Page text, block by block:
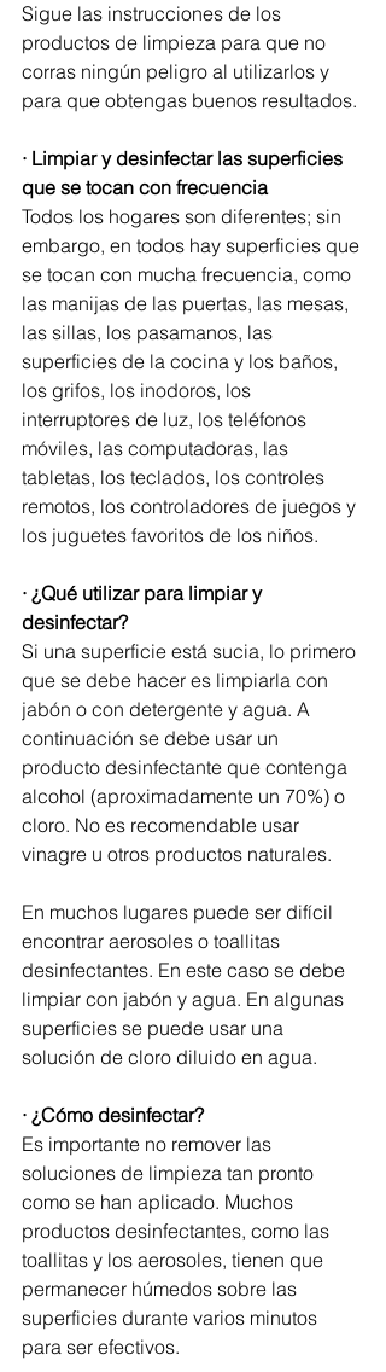
Sigue las instrucciones de los
productos de limpieza para que no
corras ningún peligro al utilizarlos y
para que obtengas buenos resultados.
· Limpiar y desinfectar las superficies
que se tocan con frecuencia
Todos los hogares son diferentes; sin
embargo, en todos hay superficies que
se tocan con mucha frecuencia, como
las manijas de las puertas, las mesas,
las sillas, los pasamanos, las
superficies de la cocina y los baños,
los grifos, los inodoros, los
interruptores de luz, los teléfonos
móviles, las computadoras, las
tabletas, los teclados, los controles
remotos, los controladores de juegos y
los juguetes favoritos de los niños.
· ¿Qué utilizar para limpiar y
desinfectar?
Si una superficie está sucia, lo primero
que se debe hacer es limpiarla con
jabón o con detergente y agua. A
continuación se debe usar un
producto desinfectante que contenga
alcohol (aproximadamente un 70%) o
cloro. No es recomendable usar
vinagre u otros productos naturales.
En muchos lugares puede ser difícil
encontrar aerosoles o toallitas
desinfectantes. En este caso se debe
limpiar con jabón y agua. En algunas
superficies se puede usar una
solución de cloro diluido en agua.
· ¿Cómo desinfectar?
Es importante no remover las
soluciones de limpieza tan pronto
como se han aplicado. Muchos
productos desinfectantes, como las
toallitas y los aerosoles, tienen que
permanecer húmedos sobre las
superficies durante varios minutos
para ser efectivos.